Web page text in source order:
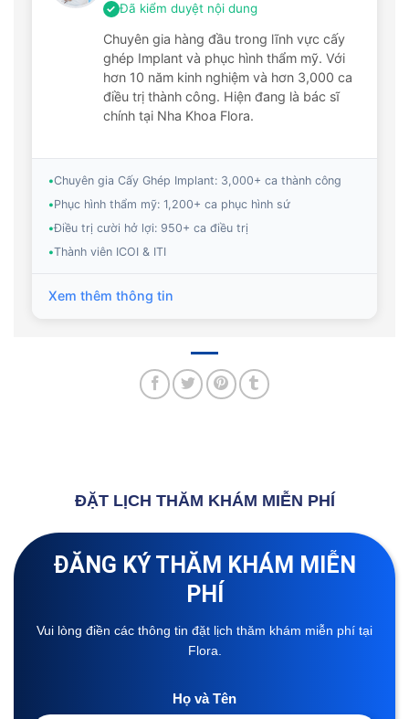
✓ Đã kiểm duyệt nội dung
Chuyên gia hàng đầu trong lĩnh vực cấy
ghép Implant và phục hình thẩm mỹ. Với
hơn 10 năm kinh nghiệm và hơn 3,000 ca
điều trị thành công. Hiện đang là bác sĩ
chính tại Nha Khoa Flora.
•Chuyên gia Cấy Ghép Implant: 3,000+ ca thành công
•Phục hình thẩm mỹ: 1,200+ ca phục hình sứ
•Điều trị cười hở lợi: 950+ ca điều trị
•Thành viên ICOI & ITI
Xem thêm thông tin
ĐẶT LỊCH THĂM KHÁM MIỄN PHÍ
ĐĂNG KÝ THĂM KHÁM MIỄN
PHÍ
Vui lòng điền các thông tin đặt lịch thăm khám miễn phí tại
Flora.
Họ và Tên